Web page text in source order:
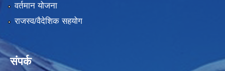
वर्तमान योजना
राजस्व/वैदेशिक सहयोग
संपर्क